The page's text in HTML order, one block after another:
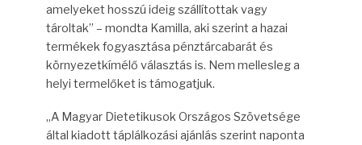
amelyeket hosszú ideig szállítottak vagy
tároltak” – mondta Kamilla, aki szerint a hazai
termékek fogyasztása pénztárcabarát és
környezetkímélő választás is. Nem mellesleg a
helyi termelőket is támogatjuk.
„A Magyar Dietetikusok Országos Szövetsége
által kiadott táplálkozási ajánlás szerint naponta